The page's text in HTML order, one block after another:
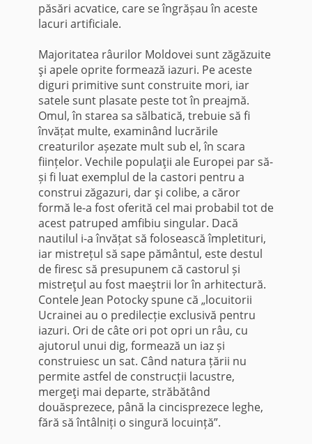
păsări acvatice, care se îngrășau în aceste
lacuri artificiale.
Majoritatea râurilor Moldovei sunt zăgăzuite
şi apele oprite formează iazuri. Pe aceste
diguri primitive sunt construite mori, iar
satele sunt plasate peste tot în preajmă.
Omul, în starea sa sălbatică, trebuie să fi
învățat multe, examinând lucrările
creaturilor așezate mult sub el, în scara
ființelor. Vechile populaţii ale Europei par să-
și fi luat exemplul de la castori pentru a
construi zăgazuri, dar şi colibe, a căror
formă le-a fost oferită cel mai probabil tot de
acest patruped amfibiu singular. Dacă
nautilul i-a învățat să folosească împletituri,
iar mistrețul să sape pământul, este destul
de firesc să presupunem că castorul și
mistreţul au fost maeştrii lor în arhitectură.
Contele Jean Potocky spune că „locuitorii
Ucrainei au o predilecție exclusivă pentru
iazuri. Ori de câte ori pot opri un râu, cu
ajutorul unui dig, formează un iaz și
construiesc un sat. Când natura țării nu
permite astfel de construcții lacustre,
mergeţi mai departe, străbătând
douăsprezece, până la cincisprezece leghe,
fără să întâlniți o singură locuință”.